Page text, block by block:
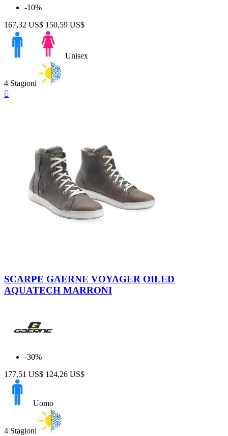
-10%
167,32 US$ 150,59 US$
Unisex
4 Stagioni

SCARPE GAERNE VOYAGER OILED
AQUATECH MARRONI
-30%
177,51 US$ 124,26 US$
Uomo
4 Stagioni